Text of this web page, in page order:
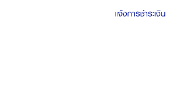
แจ้งการชำระเงิน